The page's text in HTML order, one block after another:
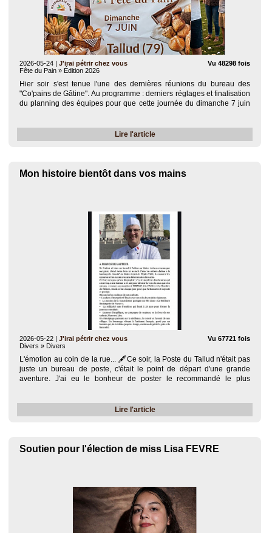
2026-05-24 J'irai pétrir chez vous
Vu 48298 fois
Fête du Pain » Édition 2026
Hier soir s'est tenue l'une des dernières réunions du bureau des
"Co'pains de Gâtine". Au programme : derniers réglages et finalisation
du planning des équipes pour que cette journée du dimanche 7 juin
Lire l'article
Mon histoire bientôt dans vos mains
2026-05-22 J'irai pétrir chez vous
Vu 67721 fois
Divers » Divers
L'émotion au coin de la rue... 🖋️​Ce soir, la Poste du Tallud n'était pas
juste un bureau de poste, c'était le point de départ d'une grande
aventure. J'ai eu le bonheur de poster le recommandé le plus
Lire l'article
Soutien pour l'élection de miss Lisa FEVRE